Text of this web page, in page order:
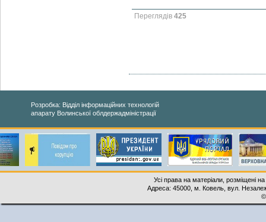
Переглядів 425
Розробка: Відділ інформаційних технологій
апарату Волинської облдержадміністрації
Усі права на матеріали, розміщені
Адреса: 45000, м. Ковель, вул.